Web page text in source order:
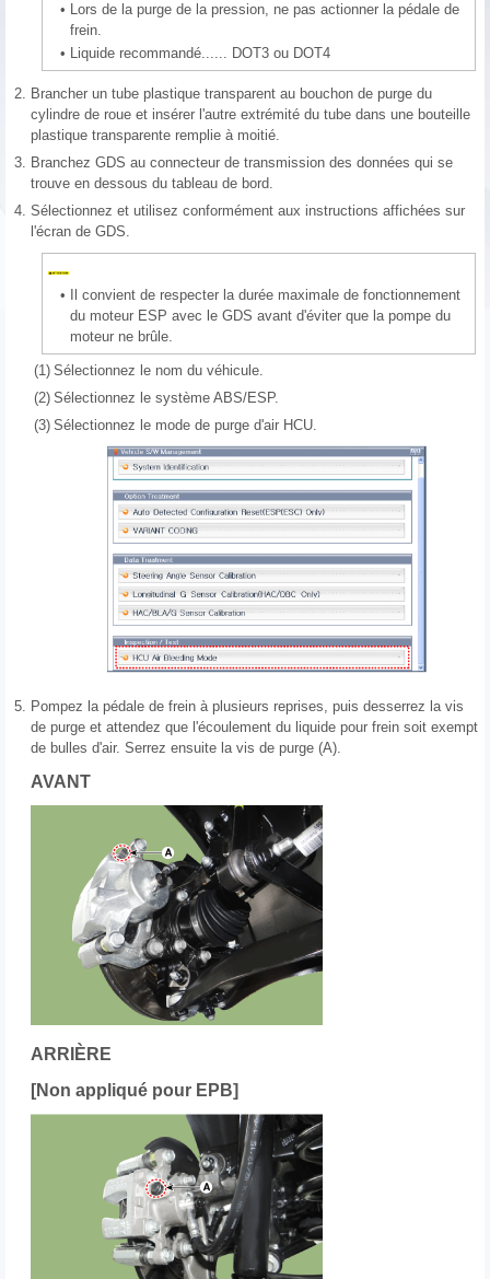
• Lors de la purge de la pression, ne pas actionner la pédale de
frein.
• Liquide recommandé...... DOT3 ou DOT4
2. Brancher un tube plastique transparent au bouchon de purge du
cylindre de roue et insérer l'autre extrémité du tube dans une bouteille
plastique transparente remplie à moitié.
3. Branchez GDS au connecteur de transmission des données qui se
trouve en dessous du tableau de bord.
4. Sélectionnez et utilisez conformément aux instructions affichées sur
l'écran de GDS.
•
Il convient de respecter la durée maximale de fonctionnement
du moteur ESP avec le GDS avant d'éviter que la pompe du
moteur ne brûle.
(1) Sélectionnez le nom du véhicule.
(2) Sélectionnez le système ABS/ESP.
(3) Sélectionnez le mode de purge d'air HCU.
5. Pompez la pédale de frein à plusieurs reprises, puis desserrez la vis
de purge et attendez que l'écoulement du liquide pour frein soit exempt
de bulles d'air. Serrez ensuite la vis de purge (A).
AVANT
ARRIÈRE
[Non appliqué pour EPB]